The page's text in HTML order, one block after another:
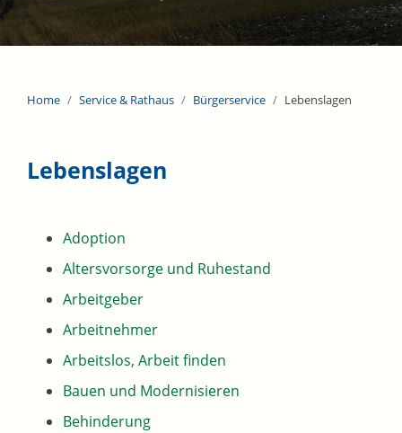
Home Service & Rathaus Bürgerservice Lebenslagen
Lebenslagen
Adoption
Altersvorsorge und Ruhestand
Arbeitgeber
Arbeitnehmer
Arbeitslos, Arbeit finden
Bauen und Modernisieren
Behinderung